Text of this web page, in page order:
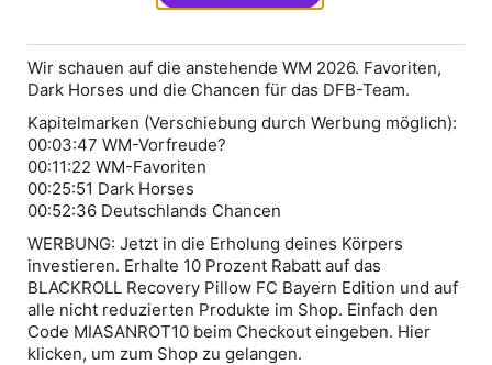
Wir schauen auf die anstehende WM 2026. Favoriten,
Dark Horses und die Chancen für das DFB-Team.
00:03:47
00:11:22
00:25:51
00:52:36 Deutschlands Chancen
WERBUNG: Jetzt in die Erholung deines Körpers
investieren. Erhalte 10 Prozent Rabatt auf das
BLACKROLL Recovery Pillow FC Bayern Edition und auf
alle nicht reduzierten Produkte im Shop. Einfach den
Code MIASANROT10 beim Checkout eingeben. Hier
klicken, um zum Shop zu gelangen.